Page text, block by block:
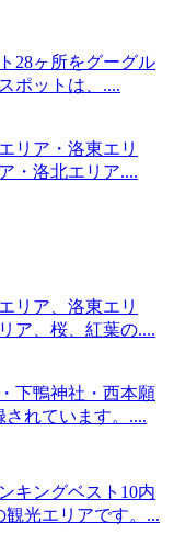
28ヶ所をグーグル
ポットは、....
リア・洛東エリ
・洛北エリア....
リア、洛東エリ
ア、桜、紅葉の....
下鴨神社・西本願
れています。....
キングベスト10内
光エリアです。...